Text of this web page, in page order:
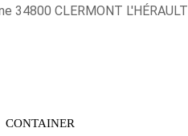
34800 CLERMONT L'HÉRAULT
CONTAINER